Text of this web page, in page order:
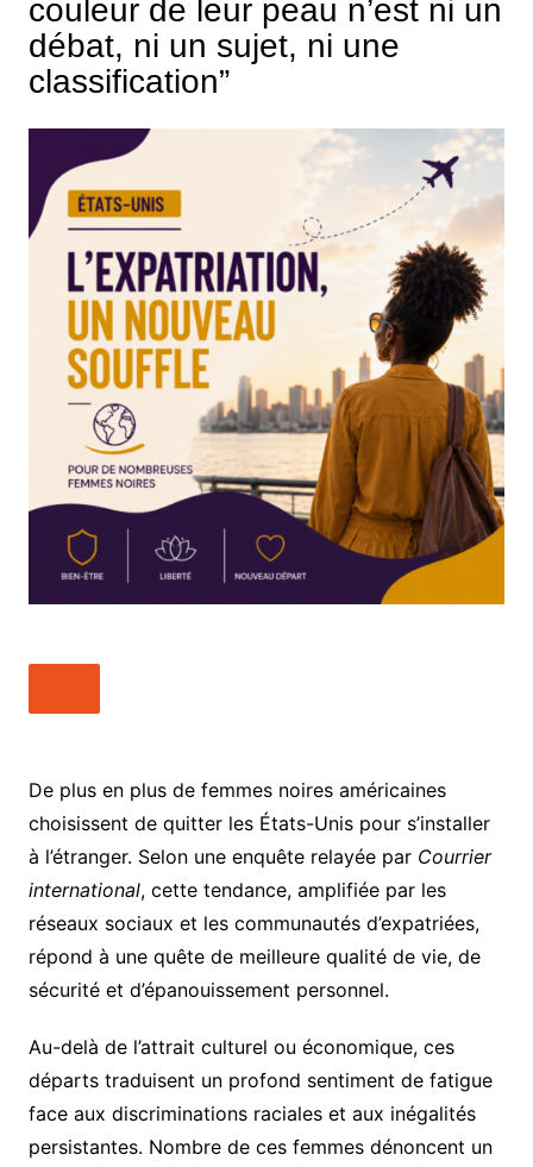
couleur de leur peau n’est ni un
débat, ni un sujet, ni une
classification”
De plus en plus de femmes noires américaines
choisissent de quitter les États-Unis pour s’installer
à l’étranger. Selon une enquête relayée par Courrier
international, cette tendance, amplifiée par les
réseaux sociaux et les communautés d’expatriées,
répond à une quête de meilleure qualité de vie, de
sécurité et d’épanouissement personnel.
Au-delà de l’attrait culturel ou économique, ces
départs traduisent un profond sentiment de fatigue
face aux discriminations raciales et aux inégalités
persistantes. Nombre de ces femmes dénoncent un